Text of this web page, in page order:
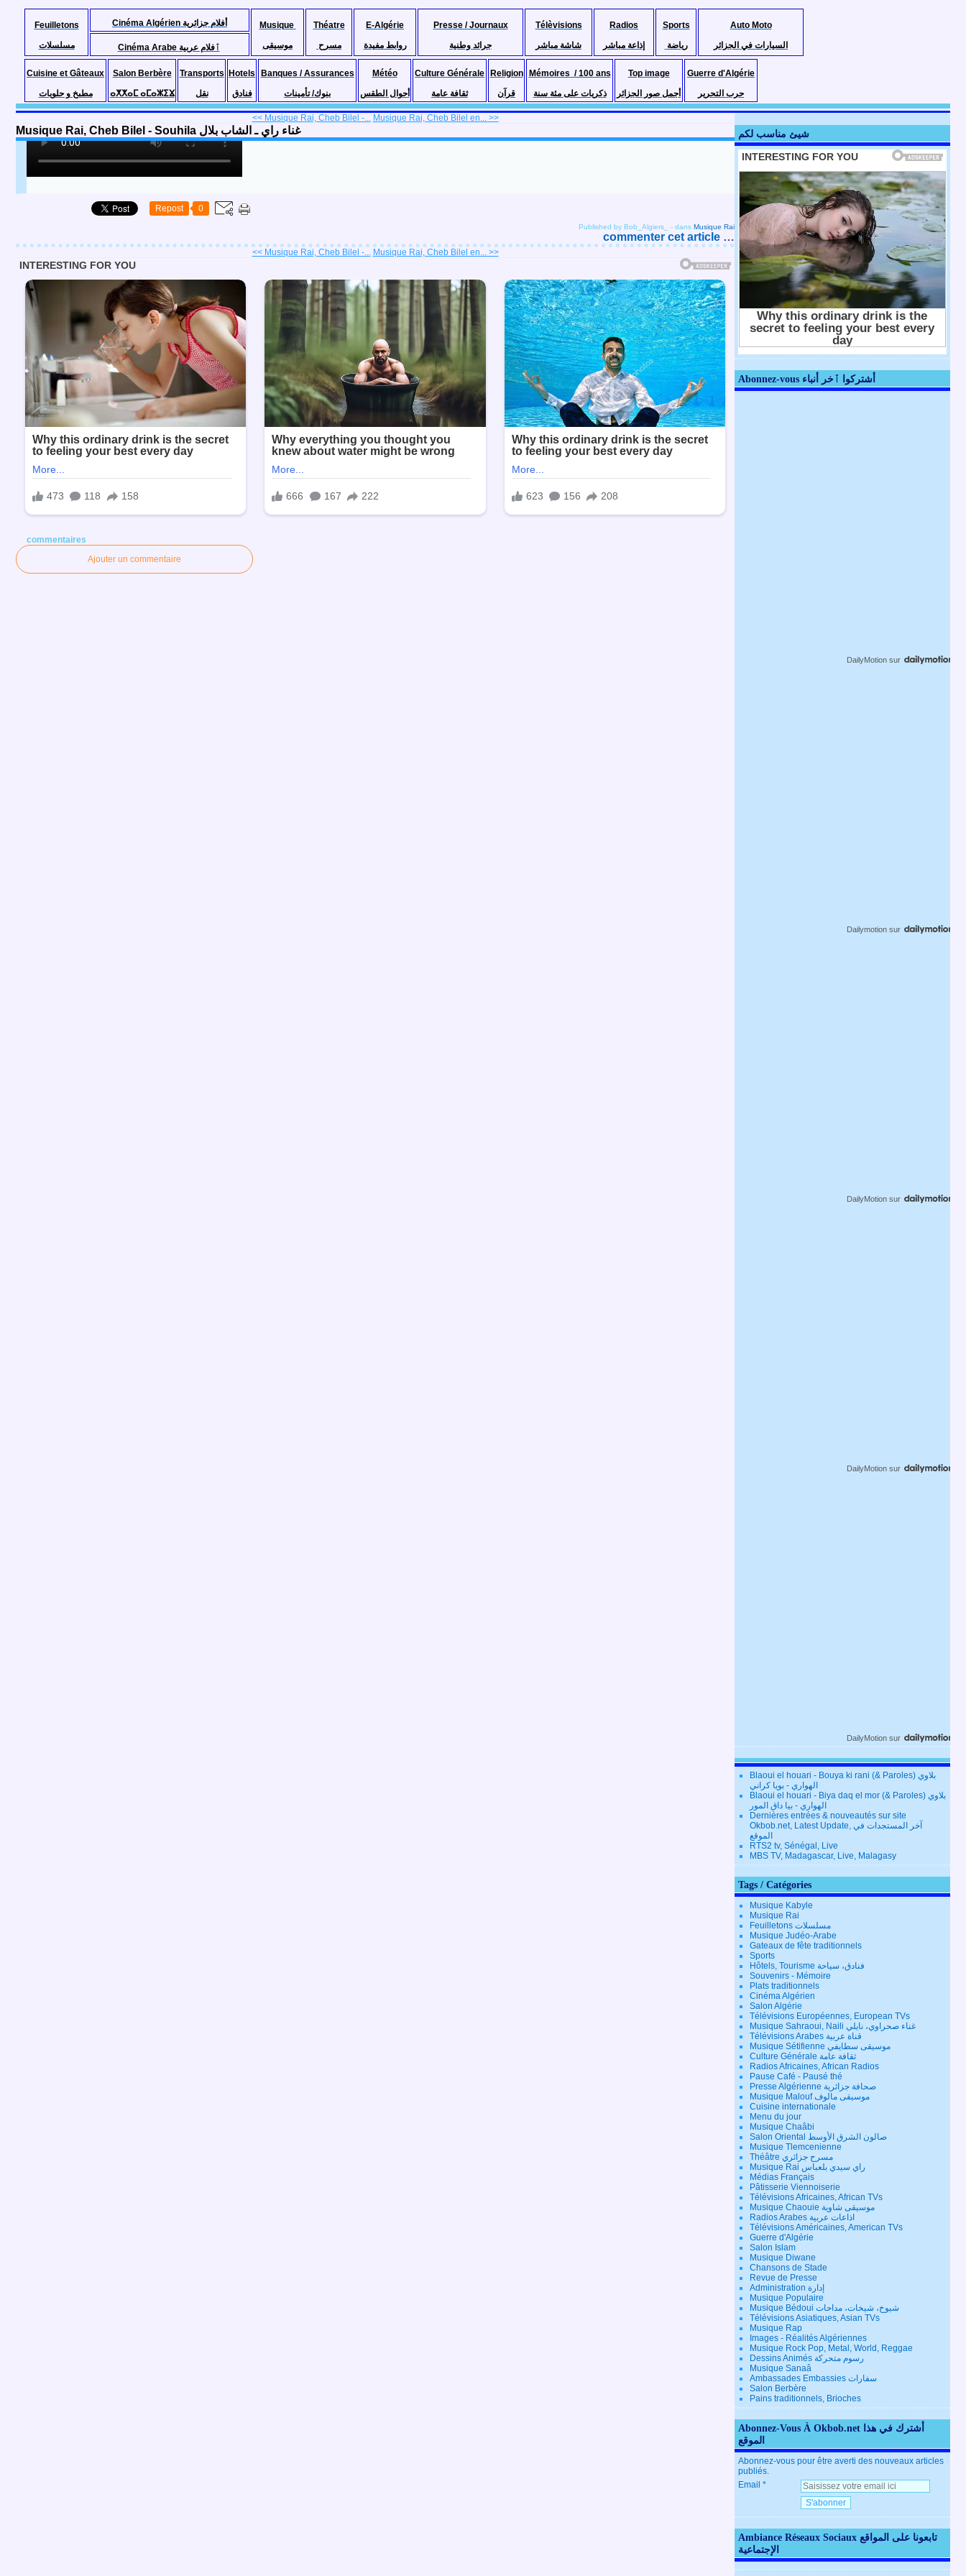
Feuilletons
مسلسلات
Cinéma Algérien أفلام جزائرية
Musique
موسيقى
Théatre
مسرح
E-Algérie
روابط مفيدة
Presse / Journaux
جرائد وطنية
Télèvisions
شاشة مباشر
Radios
إذاعة مباشر
Sports
رياضة
Auto Moto
السيارات في الجزائر
Cinéma Arabe ٱفلام عربية
Cuisine et Gâteaux
مطبخ و حلويات
Salon Berbère
ⴰⵅⵅⴰⵎ ⴰⵎⴰⵣⵉⴴ
Transports
نقل
Hotels
فنادق
Banques / Assurances
بنوك/ تأمينات
Météo
أحوال الطقس
Culture Générale
ثقافة عامة
Religion
قرآن
Mémoires / 100 ans
ذكريات على مئة سنة
Top image
أجمل صور الجزائر
Guerre d'Algérie
حرب التحرير
<< Musique Rai, Cheb Bilel -... Musique Rai, Cheb Bilel en... >>
Musique Rai, Cheb Bilel - Souhila غناء راي ـ الشاب بلال
Repost 0
Published by Bob_Algiers_ - dans Musique Rai
commenter cet article …
<< Musique Rai, Cheb Bilel -... Musique Rai, Cheb Bilel en... >>
commentaires
Ajouter un commentaire
شيئ مناسب لكم
Abonnez-vous أشتركوا ٱخر أنباء
DailyMotion sur
Dailymotion sur
DailyMotion sur
DailyMotion sur
DailyMotion sur
Blaoui el houari - Bouya ki rani (& Paroles) بلاوي
الهواري - بويا كراني
Blaoui el houari - Biya daq el mor (& Paroles) بلاوي
الهواري - بيا داق المور
Dernières entrées & nouveautés sur site
Okbob.net, Latest Update, آخر المستجدات في
الموقع
RTS2 tv, Sénégal, Live
MBS TV, Madagascar, Live, Malagasy
Tags / Catégories
Musique Kabyle
Musique Rai
Feuilletons مسلسلات
Musique Judéo-Arabe
Gateaux de fête traditionnels
Sports
Hôtels, Tourisme فنادق، سياحة
Souvenirs - Mémoire
Plats traditionnels
Cinéma Algérien
Salon Algérie
Télévisions Européennes, European TVs
Musique Sahraoui, Naili غناء صحراوي، نايلي
Télévisions Arabes قناة عربية
Musique Sétifienne موسيقى سطايفي
Culture Générale ثقافة عامة
Radios Africaines, African Radios
Pause Café - Pausé thé
Presse Algérienne صحافة جزائرية
Musique Malouf موسيقى مالوف
Cuisine internationale
Menu du jour
Musique Chaâbi
Salon Oriental صالون الشرق الأوسط
Musique Tlemcenienne
Théâtre مسرح جزائري
Musique Rai راي سيدي بلعباس
Médias Français
Pâtisserie Viennoiserie
Télévisions Africaines, African TVs
Musique Chaouie موسيقى شاوية
Radios Arabes اذاعات عربية
Télévisions Américaines, American TVs
Guerre d'Algérie
Salon Islam
Musique Diwane
Chansons de Stade
Revue de Presse
Administration إدارة
Musique Populaire
Musique Bédoui شيوخ، شيخات، مداحات
Télévisions Asiatiques, Asian TVs
Musique Rap
Images - Réalités Algériennes
Musique Rock Pop, Metal, World, Reggae
Dessins Animés رسوم متحركة
Musique Sanaâ
Ambassades Embassies سفارات
Salon Berbère
Pains traditionnels, Brioches
Abonnez-Vous À Okbob.net أشترك في هذا
الموقع
Abonnez-vous pour être averti des nouveaux articles
publiés.
Email
Ambiance Réseaux Sociaux تابعونا على المواقع
الإجتماعية